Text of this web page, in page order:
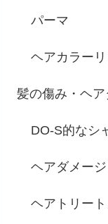
パーマ
ヘアカラー
髪の傷み・ヘ
DO-S的なシ
ヘアダメー
ヘアトリー